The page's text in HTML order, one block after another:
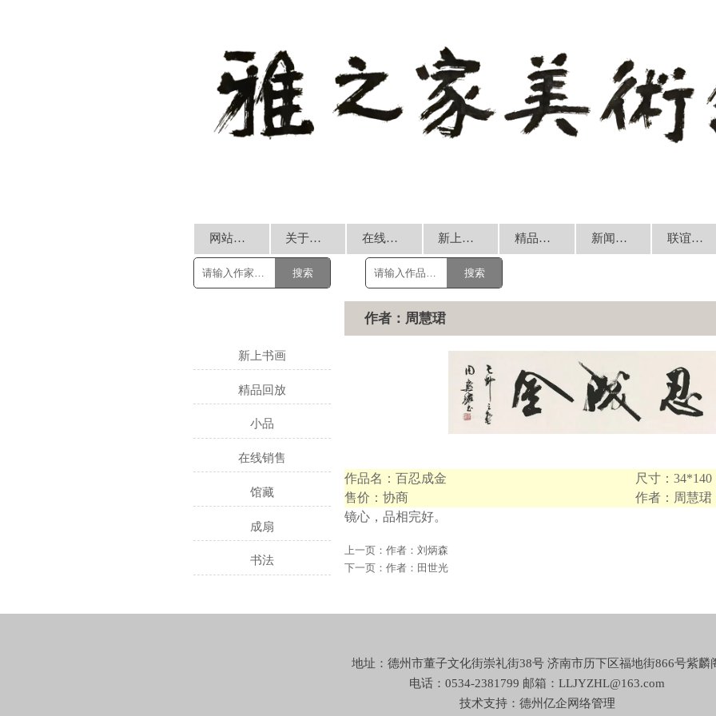
网站首页 关于我们 在线销售 新上书画 精品回放 新闻动态 联谊交流
搜索 搜索
新上书画
精品回放
小品
在线销售
馆藏
成扇
书法
作者：周慧珺
作品名：百忍成金
尺寸：34*140
售价：协商
作者：周慧珺
镜心，品相完好。
上一页：作者：刘炳森
下一页：作者：田世光
地址：德州市董子文化街崇礼街38号 济南市历下区福地街866号紫麟
电话：0534-2381799 邮箱：LLJYZHL@163.com
技术支持：德州亿企网络管理